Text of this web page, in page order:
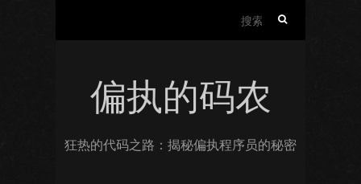
偏执的码农
狂热的代码之路：揭秘偏执程序员的秘密